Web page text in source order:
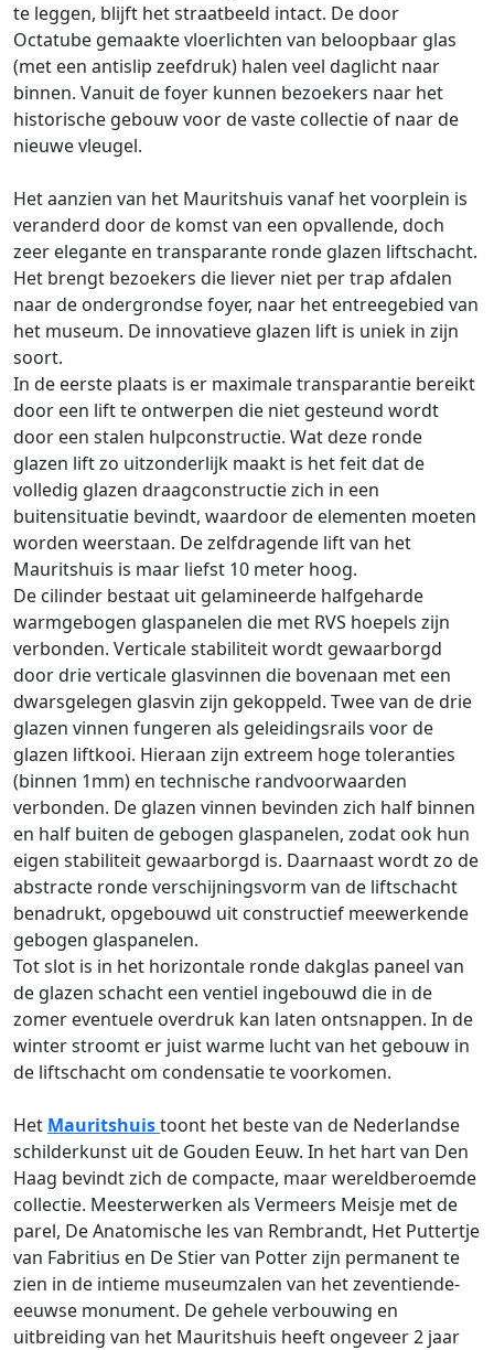
te leggen, blijft het straatbeeld intact. De door
Octatube gemaakte vloerlichten van beloopbaar glas
(met een antislip zeefdruk) halen veel daglicht naar
binnen. Vanuit de foyer kunnen bezoekers naar het
historische gebouw voor de vaste collectie of naar de
nieuwe vleugel.
Het aanzien van het Mauritshuis vanaf het voorplein is
veranderd door de komst van een opvallende, doch
zeer elegante en transparante ronde glazen liftschacht.
Het brengt bezoekers die liever niet per trap afdalen
naar de ondergrondse foyer, naar het entreegebied van
het museum. De innovatieve glazen lift is uniek in zijn
soort.
In de eerste plaats is er maximale transparantie bereikt
door een lift te ontwerpen die niet gesteund wordt
door een stalen hulpconstructie. Wat deze ronde
glazen lift zo uitzonderlijk maakt is het feit dat de
volledig glazen draagconstructie zich in een
buitensituatie bevindt, waardoor de elementen moeten
worden weerstaan. De zelfdragende lift van het
Mauritshuis is maar liefst 10 meter hoog.
De cilinder bestaat uit gelamineerde halfgeharde
warmgebogen glaspanelen die met RVS hoepels zijn
verbonden. Verticale stabiliteit wordt gewaarborgd
door drie verticale glasvinnen die bovenaan met een
dwarsgelegen glasvin zijn gekoppeld. Twee van de drie
glazen vinnen fungeren als geleidingsrails voor de
glazen liftkooi. Hieraan zijn extreem hoge toleranties
(binnen 1mm) en technische randvoorwaarden
verbonden. De glazen vinnen bevinden zich half binnen
en half buiten de gebogen glaspanelen, zodat ook hun
eigen stabiliteit gewaarborgd is. Daarnaast wordt zo de
abstracte ronde verschijningsvorm van de liftschacht
benadrukt, opgebouwd uit constructief meewerkende
gebogen glaspanelen.
Tot slot is in het horizontale ronde dakglas paneel van
de glazen schacht een ventiel ingebouwd die in de
zomer eventuele overdruk kan laten ontsnappen. In de
winter stroomt er juist warme lucht van het gebouw in
de liftschacht om condensatie te voorkomen.
Het Mauritshuistoont het beste van de Nederlandse
schilderkunst uit de Gouden Eeuw. In het hart van Den
Haag bevindt zich de compacte, maar wereldberoemde
collectie. Meesterwerken als Vermeers Meisje met de
parel, De Anatomische les van Rembrandt, Het Puttertje
van Fabritius en De Stier van Potter zijn permanent te
zien in de intieme museumzalen van het zeventiende-
eeuwse monument. De gehele verbouwing en
uitbreiding van het Mauritshuis heeft ongeveer 2 jaar